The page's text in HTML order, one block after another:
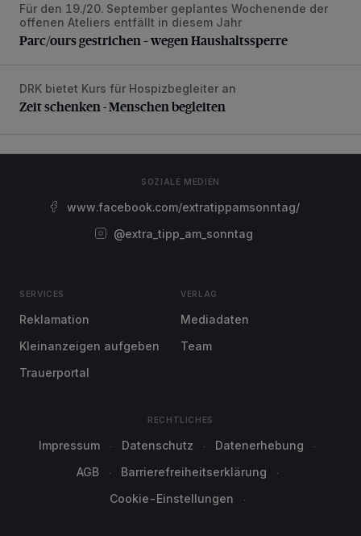
Parc/ours gestrichen – wegen Haushaltssperre
Für den 19./20. September geplantes Wochenende der
offenen Ateliers entfällt in diesem Jahr
Parc/ours gestrichen – wegen Haushaltssperre
Zeit schenken - Menschen begleiten
DRK bietet Kurs für Hospizbegleiter an
Zeit schenken - Menschen begleiten
SOZIALE MEDIEN
www.facebook.com/extratippamsonntag/
@extra_tipp_am_sonntag
SERVICES
Reklamation
Kleinanzeigen aufgeben
Trauerportal
VERLAG
Mediadaten
Team
RECHTLICHES
Impressum Datenschutz
Datenerhebung
AGB
Barrierefreiheitserklärung
Cookie-Einstellungen